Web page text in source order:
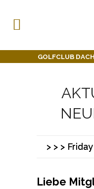
GOLFCLUB
> > >
> > >
Liebe